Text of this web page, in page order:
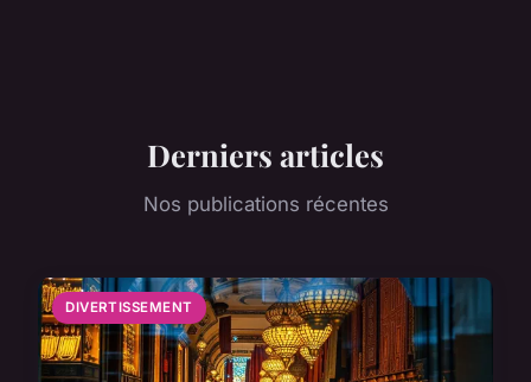
Derniers articles
Nos publications récentes
DIVERTISSEMENT